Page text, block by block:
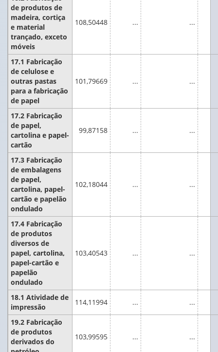
de produtos de
madeira, cortiça
e material
trançado, exceto
móveis
108,50448 ... ...
17.1 Fabricação
de celulose e
outras pastas
para a fabricação
de papel
101,79669 ... ...
17.2 Fabricação
de papel,
cartolina e papel-
cartão
99,87158 ... ...
17.3 Fabricação
de embalagens
de papel,
cartolina, papel-
cartão e papelão
ondulado
102,18044 ... ...
17.4 Fabricação
de produtos
diversos de
papel, cartolina,
papel-cartão e
papelão
ondulado
103,40543 ... ...
18.1 Atividade de
impressão
114,11994 ... ...
19.2 Fabricação
de produtos
derivados do
103,99595 ... ...